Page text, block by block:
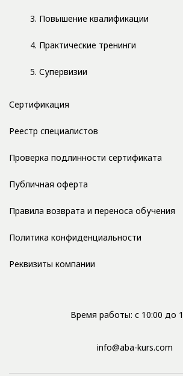
3. Повышение квалификации
4. Практические тренинги
5. Супервизии
Сертификация
Реестр специалистов
Проверка подлинности сертификата
Публичная оферта
Правила возврата и переноса обучения
Политика конфиденциальности
Реквизиты компании
Время работы: с 10:00 до
info@aba-kurs.com